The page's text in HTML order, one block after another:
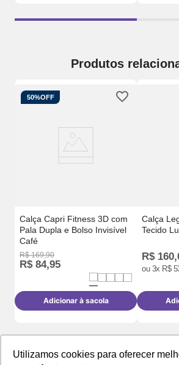
Utilizamos cookies para oferecer
Produtos
50%OFF
Calça Capri Fitness 3D com
Pala Dupla e Bolso Invisível
Café
R$ 169,90
R$ 84,95
Adicionar à sacola
Calça
Tecido
R$ 160,
ou 3x R$